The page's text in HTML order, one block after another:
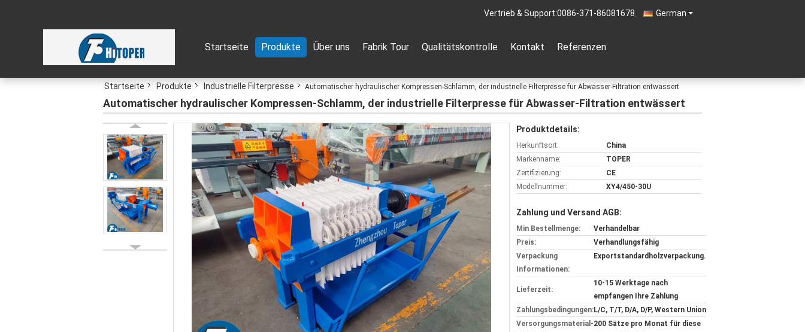
German
Vertrieb & Support:0086-371-86081678
Startseite Produkte Über uns Fabrik Tour Qualitätskontrolle Kontakt Referenzen
Startseite Produkte Industrielle Filterpresse Automatischer hydraulischer Kompressen-Schlamm, der industrielle Filterpresse für Abwasser-Filtration entwässert
Automatischer hydraulischer Kompressen-Schlamm, der industrielle Filterpresse für Abwasser-Filtration entwässert
Produktdetails:
Herkunftsort:
China
Markenname:
TOPER
Zertifizierung:
CE
Modellnummer:
XY4/450-30U
Zahlung und Versand AGB:
Min Bestellmenge:
Verhandelbar
Preis:
Verhandlungsfähig
Verpackung
Informationen:
Exportstandardholzverpackung.
Lieferzeit:
10-15 Werktage nach
empfangen Ihre Zahlung
Zahlungsbedingungen:L/C, T/T, D/A, D/P, Western Union
Versorgungsmaterial-200 Sätze pro Monat für diese